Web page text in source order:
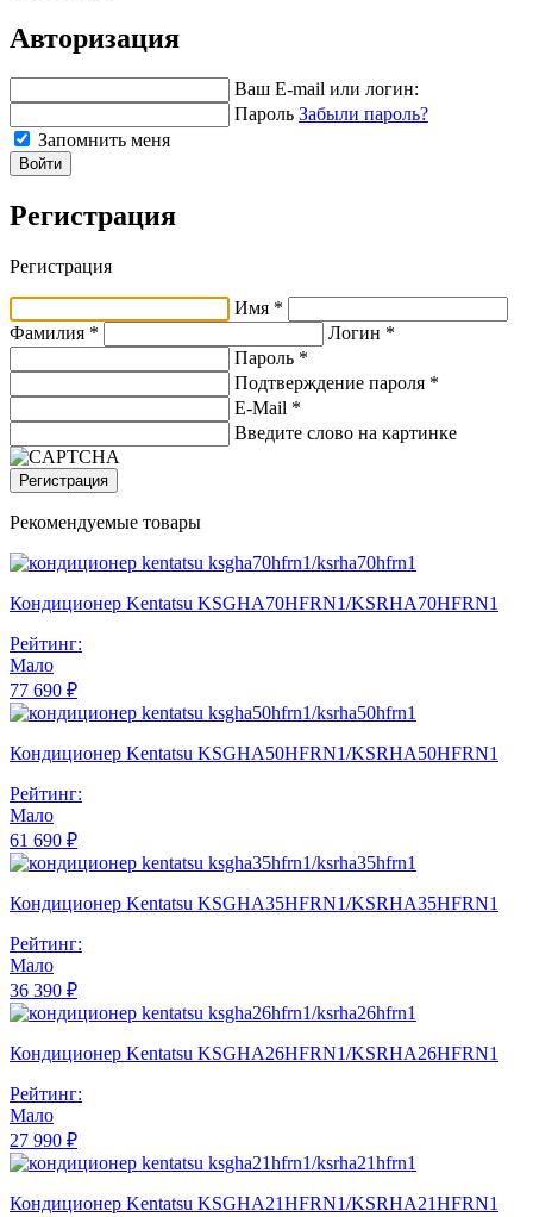
Авторизация
Ваш E-mail или логин:
Пароль Забыли пароль?
Запомнить меня
Войти
Регистрация
Регистрация
Имя *
Фамилия *
Логин *
Пароль *
Подтверждение пароля *
E-Mail *
Введите слово на картинке
Регистрация
Рекомендуемые товары
Кондиционер Kentatsu KSGHA70HFRN1/KSRHA70HFRN1
Рейтинг:
Мало
77 690 ₽
Кондиционер Kentatsu KSGHA50HFRN1/KSRHA50HFRN1
Рейтинг:
Мало
61 690 ₽
Кондиционер Kentatsu KSGHA35HFRN1/KSRHA35HFRN1
Рейтинг:
Мало
36 390 ₽
Кондиционер Kentatsu KSGHA26HFRN1/KSRHA26HFRN1
Рейтинг:
Мало
27 990 ₽
Кондиционер Kentatsu KSGHA21HFRN1/KSRHA21HFRN1